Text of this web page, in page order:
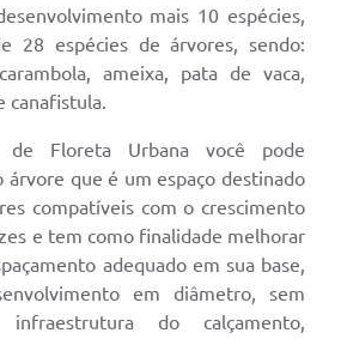
mais 10 espécies,
28 espécies de árvores, sendo:
ameixa, pata de vaca,
canafistula.
Floreta Urbana você pode
árvore que é um espaço destinado
compatíveis com o crescimento
e tem como finalidade melhorar
adequado em sua base,
em diâmetro, sem
do calçamento,